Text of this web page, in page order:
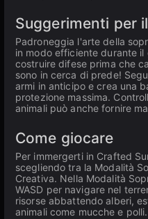
Suggerimenti per
Padroneggia l'arte della
in modo efficiente durante
costruire difese prima che
sono in cerca di prede!
armi in anticipo e crea una
protezione massima.
animali può anche fornire
Come giocare
Per immergerti in Crafted
scegliendo tra la Modalità
Creativa. Nella Modalità
WASD per navigare nel
risorse abbattendo alberi,
animali come mucche e